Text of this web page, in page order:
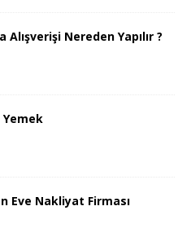
Nereden Yapılır ?
Eve Nakliyat Firması